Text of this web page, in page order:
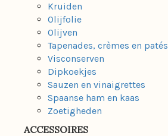
Kruiden
Olijfolie
Olijven
Tapenades, crèmes en patés
Visconserven
Dipkoekjes
Sauzen en vinaigrettes
Spaanse ham en kaas
Zoetigheden
ACCESSOIRES